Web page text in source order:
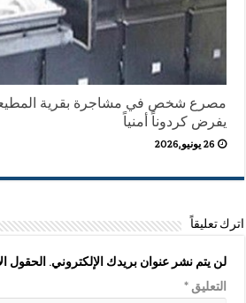
مصرع شخص في مشاجرة بقرية
يفرض كردوناً أمنياً
26 يونيو,2026
اترك تعليقاً
لن يتم نشر عنوان بريدك الإلكتروني. الحقول
التعليق*